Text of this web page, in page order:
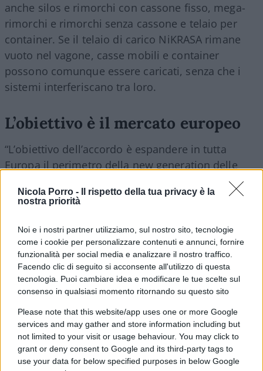
Nicola Porro -
Il rispetto della tua privacy è la
nostra priorità
Noi e i nostri partner utilizziamo, sul nostro sito, tecnologie
come i cookie per personalizzare contenuti e annunci, fornire
funzionalità per social media e analizzare il nostro traffico.
Facendo clic di seguito si acconsente all'utilizzo di questa
tecnologia. Puoi cambiare idea e modificare le tue scelte sul
consenso in qualsiasi momento ritornando su questo sito
Please note that this website/app uses one or more Google
services and may gather and store information including but
not limited to your visit or usage behaviour. You may click to
grant or deny consent to Google and its third-party tags to
use your data for below specified purposes in below Google
anche silos e rimorchi con cassone fisso, mega-
rimorchi e rimorchi senza cassone e telaio per
container. Se il telaio di carico NiKRASA rimane
vuoto nel vagone, casse mobili e container
possono comunque essere caricati, senza che i
sistemi interferiscano tra loro.
L’obiettivo è il mercato europeo
“L’obiettivo dell’accordo è espandere in tutta
Europa il perimetro della new generation delle
. Il sistema
NiKRASA, fondamentale per l’efficientamento dei
intermodali rappresentano un binomio vincente
per favorire lo shift modale – ha
sottolineato Sabrina De Filippis. – Siamo
costantemente impegnati nell’adozione di
tecnologie all’avanguardia, come laccoppiamento
dei carri in modo automatico e digitale,
per ridurre significativamente l’impatto
ambientale delle operazioni logistiche,
garantendo allo stesso tempo un servizio di alta